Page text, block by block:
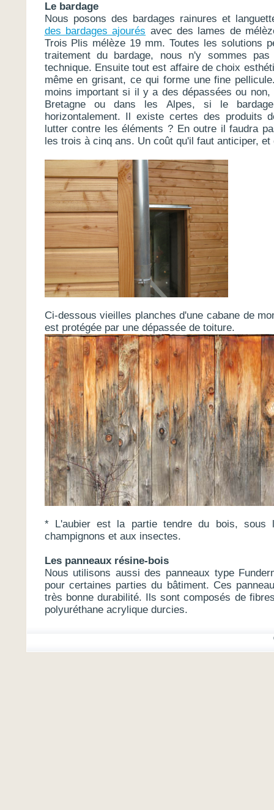
Le bardage
Nous posons des bardages rainures et
des bardages ajourés avec des lames de
Trois Plis mélèze 19 mm. Toutes les solutions
traitement du bardage, nous n'y sommes
technique. Ensuite tout est affaire de choix
même en grisant, ce qui forme une fine
moins important si il y a des dépassées ou
Bretagne ou dans les Alpes, si le
horizontalement. Il existe certes des produits
lutter contre les éléments ? En outre il faudra
les trois à cinq ans. Un coût qu'il faut anticiper,
Ci-dessous vieilles planches d'une cabane de
est protégée par une dépassée de toiture.
* L'aubier est la partie tendre du bois, sous
champignons et aux insectes.
Les panneaux résine-bois
Nous utilisons aussi des panneaux type
pour certaines parties du bâtiment. Ces
très bonne durabilité. Ils sont composés de
polyuréthane acrylique durcies.